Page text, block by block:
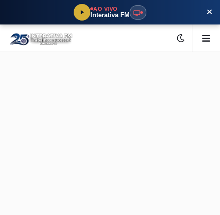
AO VIVO
Interativa FM ×